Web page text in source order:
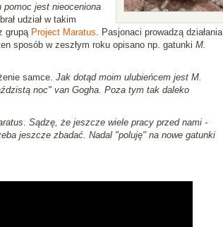
pomoc jest nieoceniona
udział w takim
grupą Project Maratus. Pasjonaci prowadzą działania
sposób w zeszłym roku opisano np. gatunki M.
samce. Jak dotąd moim ulubieńcem jest M.
noc" van Gogha. Poza tym tak daleko
. Sądzę, że jeszcze wiele pracy przed nami -
jeszcze zbadać. Nadal "poluję" na nowe gatunki